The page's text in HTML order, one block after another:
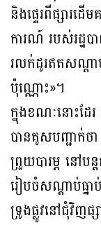
និងផ្ទេរពីផ្សារដ
ការណ៍ របស់រដ្ឋប
រលក់ដូរឥតសណ្តាប់
ប៉ុណ្ណោះ»។
ក្នុងខណៈនោះដែ
បានគូសបញ្ជាក់ថ
ព្រួយបារម្ភ នៅបន្
រៀបចំសណ្តាប់ធ្នា
ទ្រូងផ្លូវនៅជុំវិញផ្